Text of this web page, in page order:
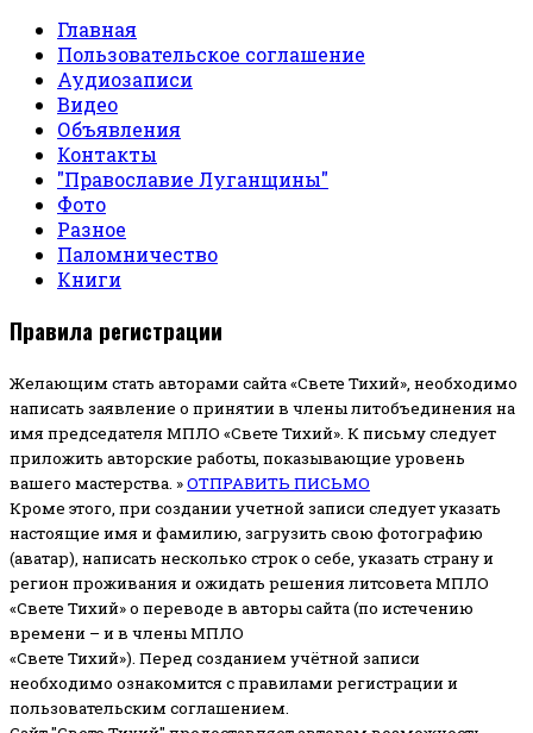
Главная
Пользовательское соглашение
Аудиозаписи
Видео
Объявления
Контакты
"Православие Луганщины"
Фото
Разное
Паломничество
Книги
Правила регистрации
Желающим стать авторами сайта «Свете Тихий», необходимо
написать заявление о принятии в члены литобъединения на
имя председателя МПЛО «Свете Тихий». К письму следует
приложить авторские работы, показывающие уровень
вашего мастерства. »ОТПРАВИТЬ ПИСЬМО
Кроме этого, при создании учетной записи следует указать
настоящие имя и фамилию, загрузить свою фотографию
(аватар), написать несколько строк о себе, указать страну и
регион проживания и ожидать решения литсовета МПЛО
«Свете Тихий» о переводе в авторы сайта (по истечению
времени – и в члены МПЛО
«Свете Тихий»). Перед созданием учётной записи
необходимо ознакомится с правилами регистрации и
пользовательским соглашением.